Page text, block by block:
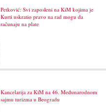
Petković: Svi zaposleni na KiM kojima je
Kurti uskratio pravo na rad mogu da
računaju na plate
Kancelarija za KiM na 46. Međunarodnom
sajmu turizma u Beogradu